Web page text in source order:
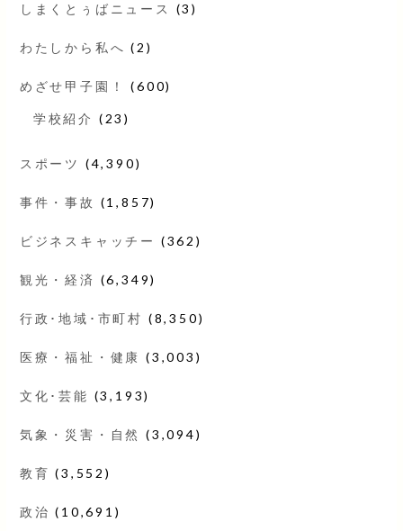
しまくとぅばニュース (3)
わたしから私へ (2)
めざせ甲子園！ (600)
学校紹介 (23)
スポーツ (4,390)
事件・事故 (1,857)
ビジネスキャッチー (362)
観光・経済 (6,349)
行政･地域･市町村 (8,350)
医療・福祉・健康 (3,003)
文化･芸能 (3,193)
気象・災害・自然 (3,094)
教育 (3,552)
政治 (10,691)